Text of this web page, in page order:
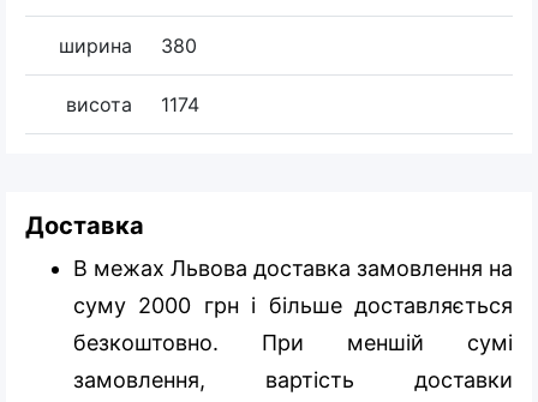
ширина 380
висота 1174
Доставка
В межах Львова доставка замовлення на
суму 2000 грн і більше доставляється
безкоштовно. При меншій сумі
замовлення, вартість доставки